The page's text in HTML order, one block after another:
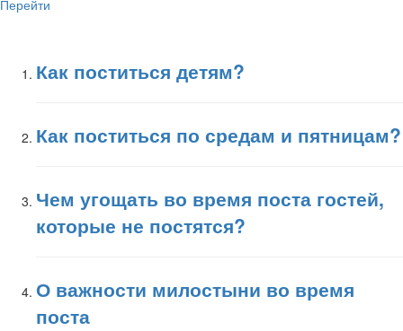
Перейти
Как поститься детям?
Как поститься по средам и пятницам?
Чем угощать во время поста гостей,
которые не постятся?
О важности милостыни во время
поста